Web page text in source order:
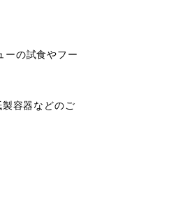
ーの試食やフー
容器などのご